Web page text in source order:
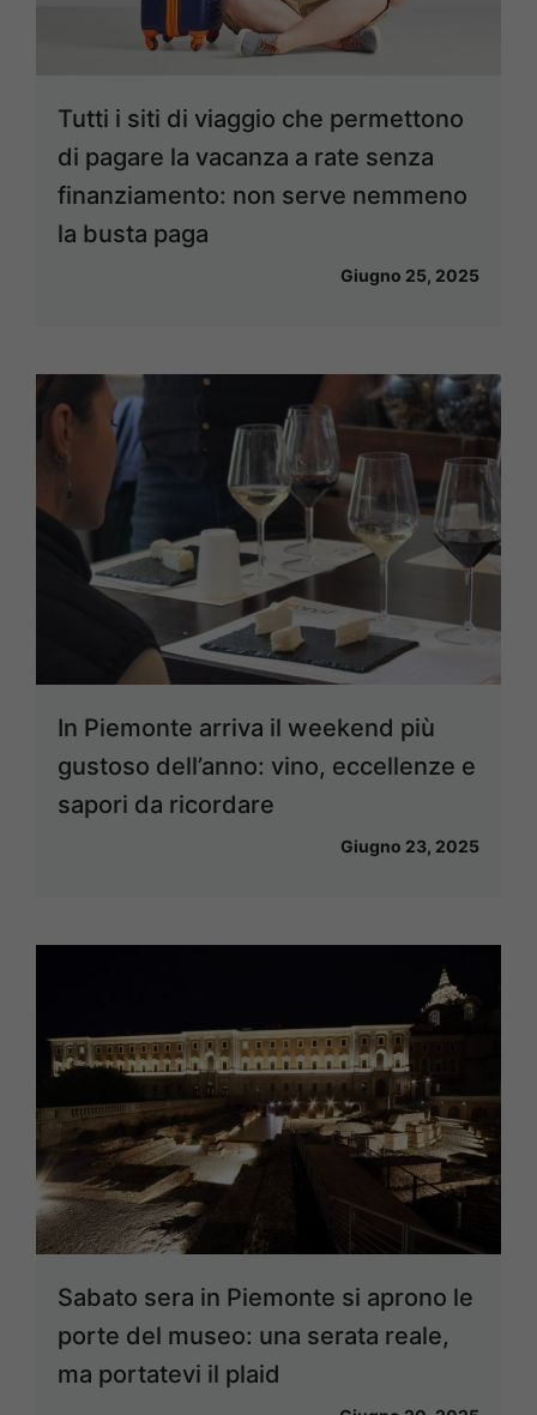
Tutti i siti di viaggio che permettono
di pagare la vacanza a rate senza
finanziamento: non serve nemmeno
la busta paga
Giugno 25, 2025
In Piemonte arriva il weekend più
gustoso dell’anno: vino, eccellenze e
sapori da ricordare
Giugno 23, 2025
Sabato sera in Piemonte si aprono le
porte del museo: una serata reale,
ma portatevi il plaid